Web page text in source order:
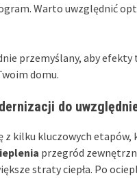
Warto uwzględnić
przemyślany, aby
domu.
do
z kilku kluczowych
przegród
straty ciepła. Po